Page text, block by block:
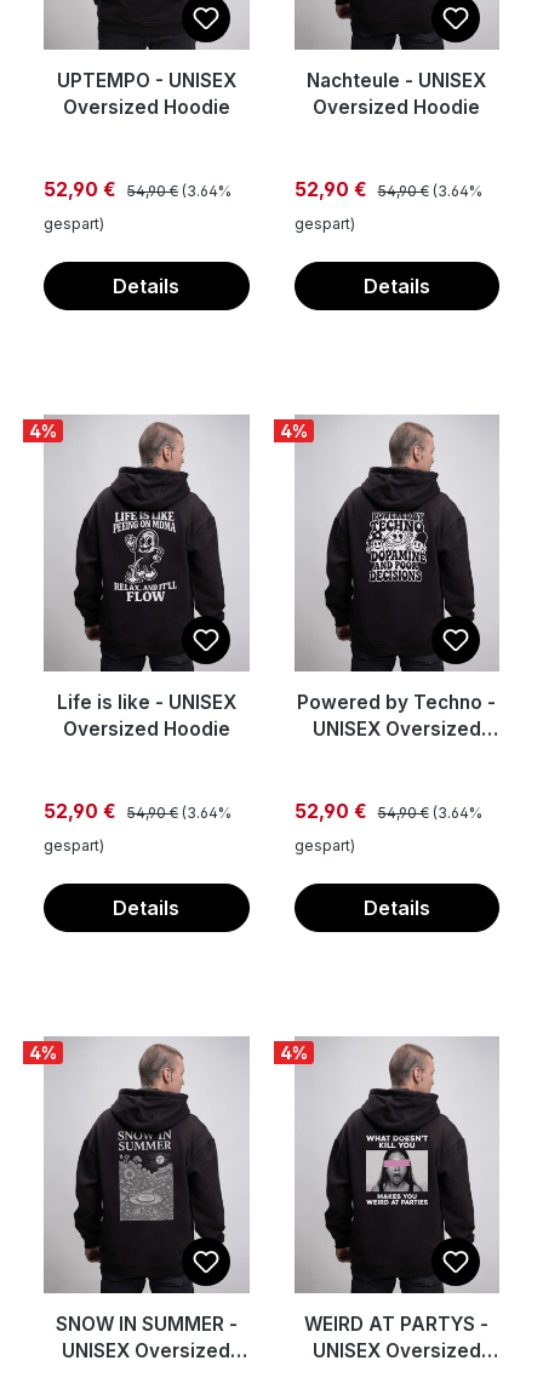
UPTEMPO - UNISEX
Oversized Hoodie
Verkaufspreis:
52,90 € Regulärer Preis:
54,90 € (3.64%
gespart)
Details
Nachteule - UNISEX
Oversized Hoodie
Verkaufspreis:
52,90 € Regulärer Preis:
54,90 € (3.64%
gespart)
Details
4%
Life is like - UNISEX
Oversized Hoodie
Verkaufspreis:
52,90 € Regulärer Preis:
54,90 € (3.64%
gespart)
Details
4%
Powered by Techno -
UNISEX Oversized
Verkaufspreis:
52,90 € Regulärer Preis:
54,90 € (3.64%
gespart)
Details
4%
SNOW IN SUMMER -
UNISEX Oversized
4%
WEIRD AT PARTYS -
UNISEX Oversized